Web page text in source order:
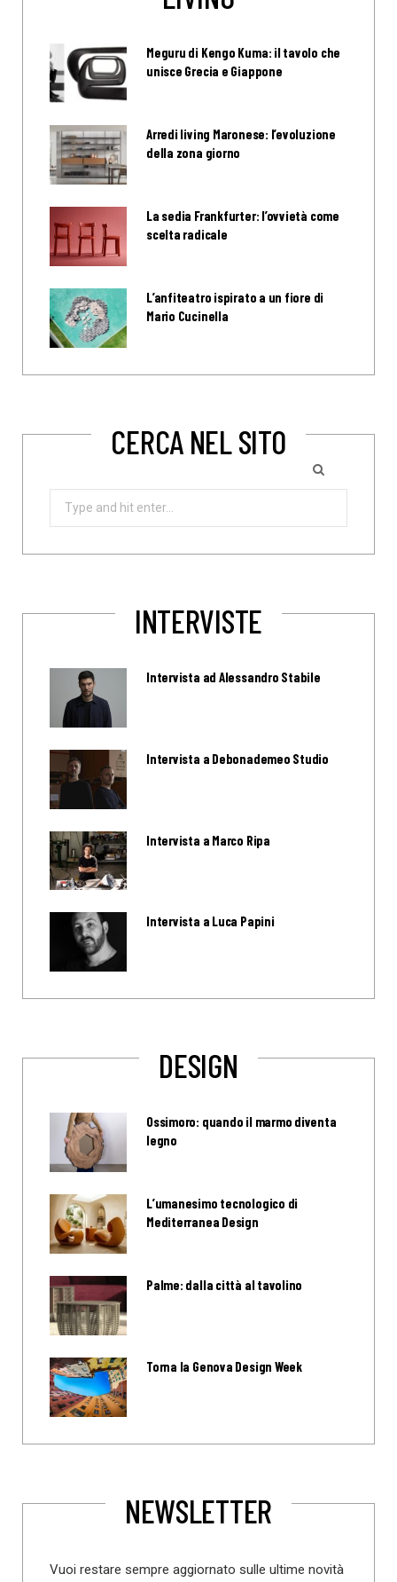
Meguru di Kengo Kuma: il tavolo che
unisce Grecia e Giappone
Arredi living Maronese: l’evoluzione
della zona giorno
La sedia Frankfurter: l’ovvietà come
scelta radicale
L’anfiteatro ispirato a un fiore di
Mario Cucinella
CERCA NEL SITO
Search
INTERVISTE
Intervista ad Alessandro Stabile
Intervista a Debonademeo Studio
Intervista a Marco Ripa
Intervista a Luca Papini
DESIGN
Ossimoro: quando il marmo diventa
legno
L’umanesimo tecnologico di
Mediterranea Design
Palme: dalla città al tavolino
Torna la Genova Design Week
NEWSLETTER
Vuoi restare sempre aggiornato sulle ultime novità